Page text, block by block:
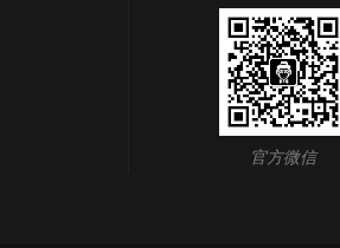
官方微信